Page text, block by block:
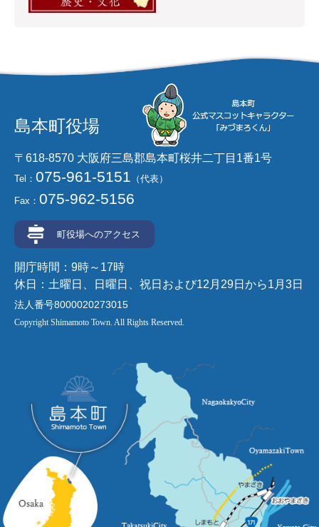
島本町役場
〒618-8570 大阪府三島郡島本町桜井二丁目1番1号
Tel： 075-961-5151 （代表）
Fax： 075-962-5156
町役場へのアクセス
開庁時間：9時～17時
休日：土曜日、日曜日、祝日および12月29日から1月3日
法人番号8000020273015
Copyright Shimamoto Town. All Rights Reserved.